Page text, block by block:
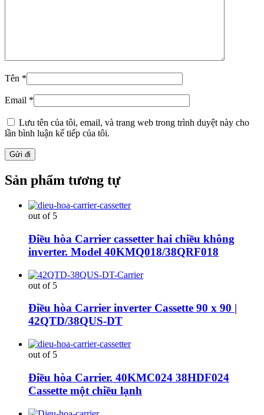
Tên *
Email *
Lưu tên của tôi, email, và trang web trong trình duyệt này cho
lần bình luận kế tiếp của tôi.
Sản phẩm tương tự
out of 5
Điều hòa Carrier cassetter hai chiều không
inverter. Model 40KMQ018/38QRF018
out of 5
Điều hòa Carrier inverter Cassette 90 x 90 |
42QTD/38QUS-DT
out of 5
Điều hòa Carrier. 40KMC024 38HDF024
Cassette một chiều lạnh